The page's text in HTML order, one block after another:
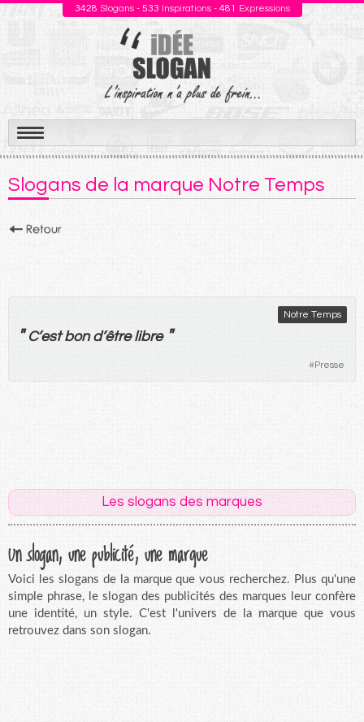
3428 Slogans - 533 Inspirations - 481 Expressions
Aller
au
contenu
Slogans de la marque Notre Temps
Notre Temps
"C’est bond’être libre "
#Presse
Les slogans des marques
Un slogan, une publicité, une marque
Voici les slogans de la marque que vous recherchez. Plus qu'une
simple phrase, le slogan des publicités des marques leur confère
une identité, un style. C'est l'univers de la marque que vous
retrouvez dans son slogan.